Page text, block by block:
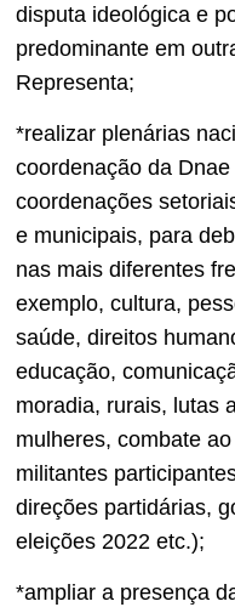
disputa ideológica e
predominante em
Representa;
*realizar plenárias
coordenação da
coordenações
e municipais, para
nas mais diferentes
exemplo, cultura,
saúde, direitos
educação,
moradia, rurais, lutas
mulheres, combate
militantes
direções partidárias,
eleições 2022 etc.);
*ampliar a presença